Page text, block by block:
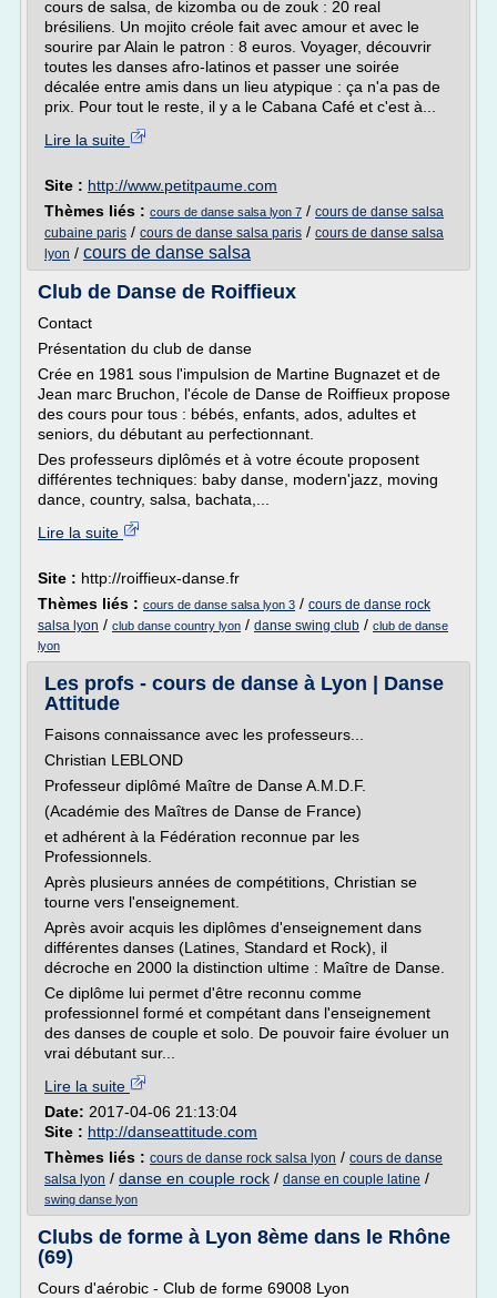
cours de salsa, de kizomba ou de zouk : 20 real
brésiliens. Un mojito créole fait avec amour et avec le
sourire par Alain le patron : 8 euros. Voyager, découvrir
toutes les danses afro-latinos et passer une soirée
décalée entre amis dans un lieu atypique : ça n'a pas de
prix. Pour tout le reste, il y a le Cabana Café et c'est à...
Lire la suite
Site : http://www.petitpaume.com
Thèmes liés : cours de danse salsa lyon 7 / cours de danse salsa
cubaine paris / cours de danse salsa paris / cours de danse salsa
lyon / cours de danse salsa
Club de Danse de Roiffieux
Contact
Présentation du club de danse
Crée en 1981 sous l'impulsion de Martine Bugnazet et de
Jean marc Bruchon, l'école de Danse de Roiffieux propose
des cours pour tous : bébés, enfants, ados, adultes et
seniors, du débutant au perfectionnant.
Des professeurs diplômés et à votre écoute proposent
différentes techniques: baby danse, modern'jazz, moving
dance, country, salsa, bachata,...
Lire la suite
Site : http://roiffieux-danse.fr
Thèmes liés : cours de danse salsa lyon 3 / cours de danse rock
salsa lyon / club danse country lyon / danse swing club / club de danse
lyon
Les profs - cours de danse à Lyon | Danse
Attitude
Faisons connaissance avec les professeurs...
Christian LEBLOND
Professeur diplômé Maître de Danse A.M.D.F.
(Académie des Maîtres de Danse de France)
et adhérent à la Fédération reconnue par les
Professionnels.
Après plusieurs années de compétitions, Christian se
tourne vers l'enseignement.
Après avoir acquis les diplômes d'enseignement dans
différentes danses (Latines, Standard et Rock), il
décroche en 2000 la distinction ultime : Maître de Danse.
Ce diplôme lui permet d'être reconnu comme
professionnel formé et compétant dans l'enseignement
des danses de couple et solo. De pouvoir faire évoluer un
vrai débutant sur...
Lire la suite
Date: 2017-04-06 21:13:04
Site : http://danseattitude.com
Thèmes liés : cours de danse rock salsa lyon / cours de danse
salsa lyon / danse en couple rock / danse en couple latine /
swing danse lyon
Clubs de forme à Lyon 8ème dans le Rhône
(69)
Cours d'aérobic - Club de forme 69008 Lyon